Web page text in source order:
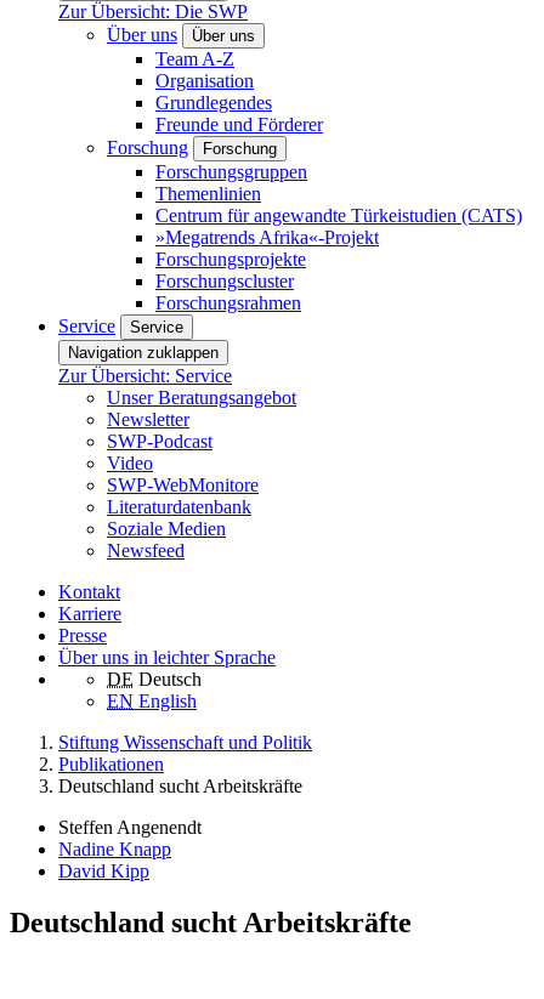
Zur Übersicht: Die SWP
Über uns
Über uns
Team A-Z
Organisation
Grundlegendes
Freunde und Förderer
Forschung
Forschung
Forschungsgruppen
Themenlinien
Centrum für angewandte Türkeistudien (CATS)
»Megatrends Afrika«-Projekt
Forschungsprojekte
Forschungscluster
Forschungsrahmen
Service
Service
Navigation zuklappen
Zur Übersicht: Service
Unser Beratungsangebot
Newsletter
SWP-Podcast
Video
SWP-WebMonitore
Literaturdatenbank
Soziale Medien
Newsfeed
Kontakt
Karriere
Presse
Über uns in leichter Sprache
DE Deutsch
EN English
Stiftung Wissenschaft und Politik
Publikationen
Deutschland sucht Arbeitskräfte
Steffen Angenendt
Nadine Knapp
David Kipp
Deutschland sucht Arbeitskräfte